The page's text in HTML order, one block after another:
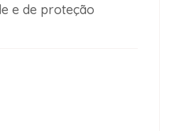
e de proteção